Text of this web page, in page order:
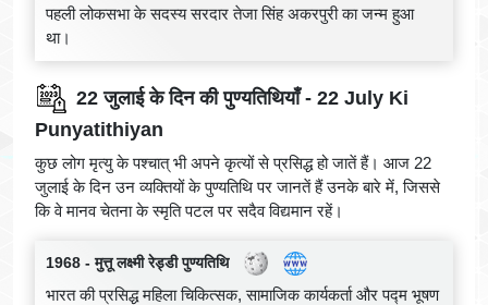
पहली लोकसभा के सदस्य सरदार तेजा सिंह अकरपुरी का जन्म हुआ
था।
22 जुलाई के दिन की पुण्यतिथियाँ - 22 July Ki
Punyatithiyan
कुछ लोग मृत्यु के पश्चात् भी अपने कृत्यों से प्रसिद्ध हो जातें हैं। आज 22
जुलाई के दिन उन व्यक्तियों के पुण्यतिथि पर जानतें हैं उनके बारे में, जिससे
कि वे मानव चेतना के स्मृति पटल पर सदैव विद्यमान रहें।
1968 - मुत्तू लक्ष्मी रेड्डी पुण्यतिथि
भारत की प्रसिद्ध महिला चिकित्सक, सामाजिक कार्यकर्ता और पद्म भूषण